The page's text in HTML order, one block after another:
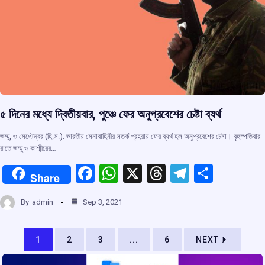
৫ দিনের মধ্যে দ্বিতীয়বার, পুঞ্চে ফের অনুপ্রবেশের চেষ্টা ব্যর্থ
জম্মু, ৩ সেপ্টেম্বর (হি.স.): ভারতীয় সেনাবাহিনীর সতর্ক প্রহরায় ফের ব্যর্থ হল অনুপ্রবেশের চেষ্টা। বৃহস্পতিবার
রাতে জম্মু ও কাশ্মীরের…
Share
F
ce
b
o
W
at
A
X
T
a
d
T
gr
a
e
By admin Sep 3, 2021
1 2 3 ... 6 NEXT